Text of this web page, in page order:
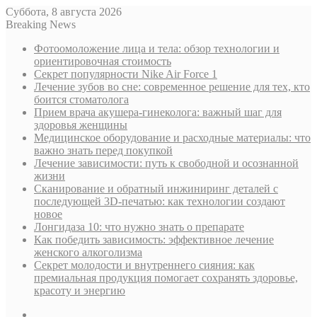
Суббота, 8 августа 2026
Breaking News
Фотоомоложение лица и тела: обзор технологии и
ориентировочная стоимость
Секрет популярности Nike Air Force 1
Лечение зубов во сне: современное решение для тех, кто
боится стоматолога
Прием врача акушера-гинеколога: важный шаг для
здоровья женщины
Медицинское оборудование и расходные материалы: что
важно знать перед покупкой
Лечение зависимости: путь к свободной и осознанной
жизни
Сканирование и обратный инжиниринг деталей с
последующей 3D-печатью: как технологии создают
новое
Лонгидаза 10: что нужно знать о препарате
Как победить зависимость: эффективное лечение
женского алкоголизма
Секрет молодости и внутреннего сияния: как
премиальная продукция помогает сохранять здоровье,
красоту и энергию